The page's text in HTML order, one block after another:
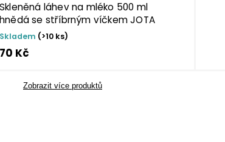
Skleněná láhev na mléko 500 ml
hnědá se stříbrným víčkem JOTA
Skladem (>10 ks)
70 Kč
Zobrazit více produktů